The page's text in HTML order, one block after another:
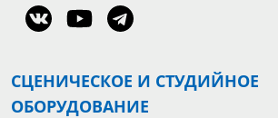
СЦЕНИЧЕСКОЕ И СТУДИЙНОЕ
ОБОРУДОВАНИЕ